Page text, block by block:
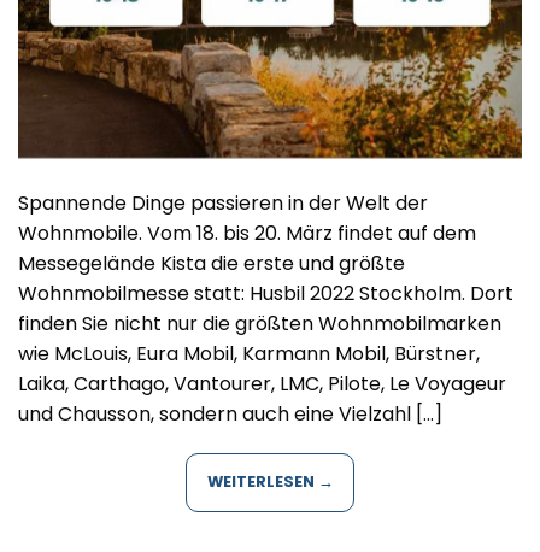
Spannende Dinge passieren in der Welt der
Wohnmobile. Vom 18. bis 20. März findet auf dem
Messegelände Kista die erste und größte
Wohnmobilmesse statt: Husbil 2022 Stockholm. Dort
finden Sie nicht nur die größten Wohnmobilmarken
wie McLouis, Eura Mobil, Karmann Mobil, Bürstner,
Laika, Carthago, Vantourer, LMC, Pilote, Le Voyageur
und Chausson, sondern auch eine Vielzahl […]
WEITERLESEN →